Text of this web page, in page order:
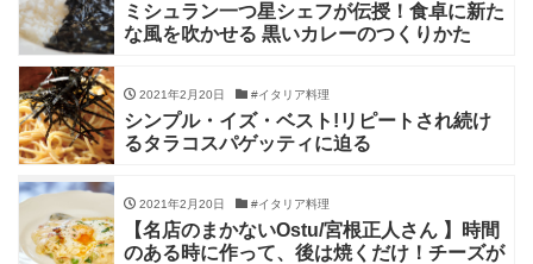
ミシュラン一つ星シェフが伝授！食卓に新た
な風を吹かせる 黒いカレーのつくりかた
2021年2月20日 #イタリア料理
シンプル・イズ・ベスト!リピートされ続け
るタラコスパゲッティに迫る
2021年2月20日 #イタリア料理
【名店のまかないOstu/宮根正人さん 】時間
のある時に作って、後は焼くだけ！チーズが